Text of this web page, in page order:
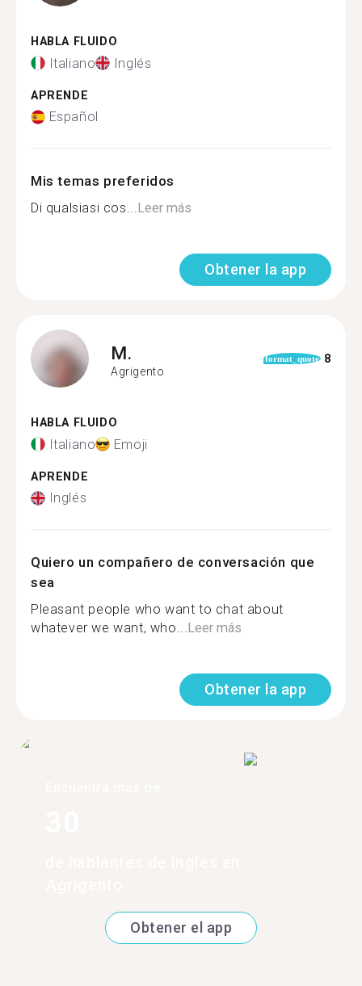
HABLA FLUIDO
Italiano Inglés
APRENDE
Español
Mis temas preferidos
Di qualsiasi cos...Leer más
Obtener la app
M.
Agrigento
format_quote 8
HABLA FLUIDO
Italiano Emoji
APRENDE
Inglés
Quiero un compañero de conversación que
sea
Pleasant people who want to chat about
whatever we want, who...Leer más
Obtener la app
Obtener el app